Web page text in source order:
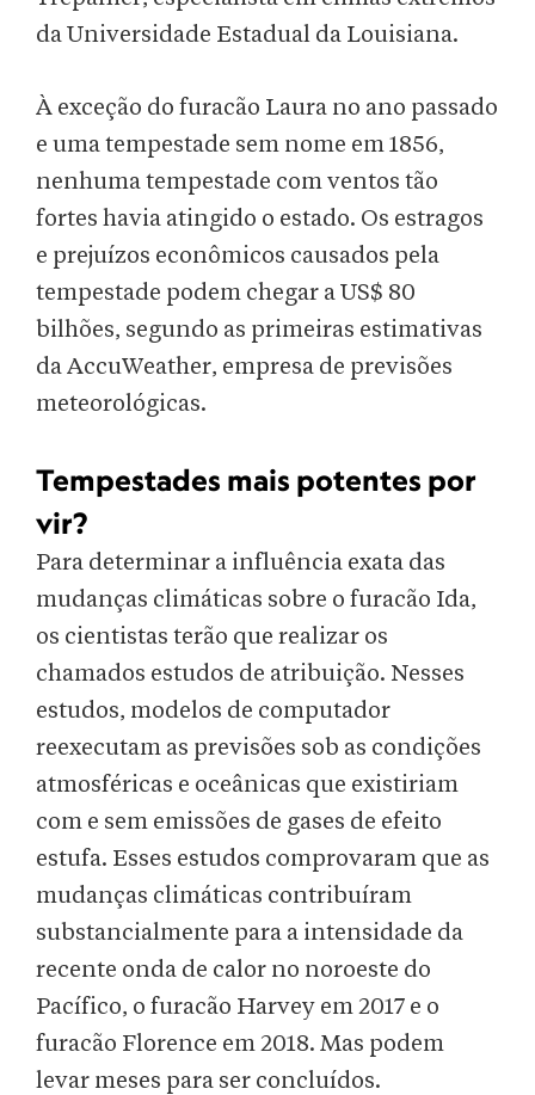
da Universidade Estadual da Louisiana.
À exceção do furacão Laura no ano passado
e uma tempestade sem nome em 1856,
nenhuma tempestade com ventos tão
fortes havia atingido o estado. Os estragos
e prejuízos econômicos causados pela
tempestade podem chegar a US$ 80
bilhões, segundo as primeiras estimativas
da AccuWeather, empresa de previsões
meteorológicas.
Tempestades mais potentes por
vir?
Para determinar a influência exata das
mudanças climáticas sobre o furacão Ida,
os cientistas terão que realizar os
chamados estudos de atribuição. Nesses
estudos, modelos de computador
reexecutam as previsões sob as condições
atmosféricas e oceânicas que existiriam
com e sem emissões de gases de efeito
estufa. Esses estudos comprovaram que as
mudanças climáticas contribuíram
substancialmente para a intensidade da
recente onda de calor no noroeste do
Pacífico, o furacão Harvey em 2017 e o
furacão Florence em 2018. Mas podem
levar meses para ser concluídos.